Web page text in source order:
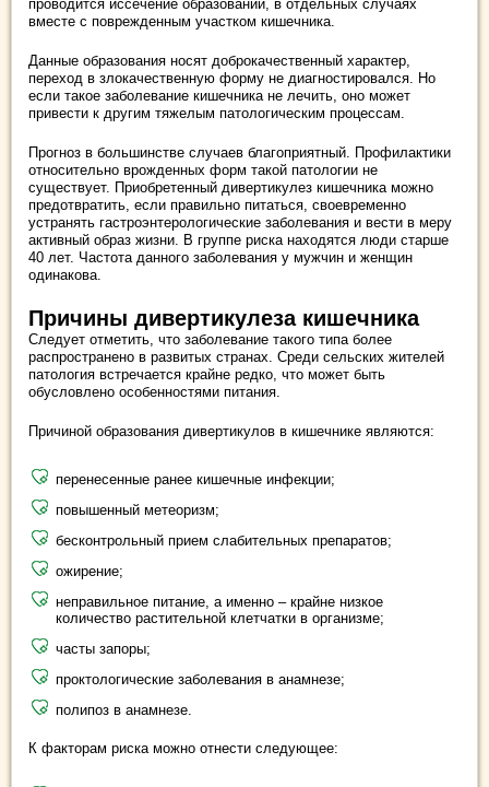
проводится иссечение образований, в отдельных случаях
вместе с поврежденным участком кишечника.
Данные образования носят доброкачественный характер,
переход в злокачественную форму не диагностировался. Но
если такое заболевание кишечника не лечить, оно может
привести к другим тяжелым патологическим процессам.
Прогноз в большинстве случаев благоприятный. Профилактики
относительно врожденных форм такой патологии не
существует. Приобретенный дивертикулез кишечника можно
предотвратить, если правильно питаться, своевременно
устранять гастроэнтерологические заболевания и вести в меру
активный образ жизни. В группе риска находятся люди старше
40 лет. Частота данного заболевания у мужчин и женщин
одинакова.
Причины дивертикулеза кишечника
Следует отметить, что заболевание такого типа более
распространено в развитых странах. Среди сельских жителей
патология встречается крайне редко, что может быть
обусловлено особенностями питания.
Причиной образования дивертикулов в кишечнике являются:
перенесенные ранее кишечные инфекции;
повышенный метеоризм;
бесконтрольный прием слабительных препаратов;
ожирение;
неправильное питание, а именно – крайне низкое
количество растительной клетчатки в организме;
часты запоры;
проктологические заболевания в анамнезе;
полипоз в анамнезе.
К факторам риска можно отнести следующее: